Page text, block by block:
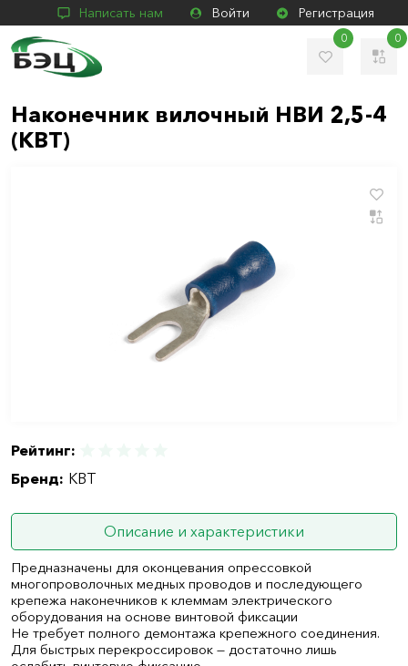
Написать нам Войти Регистрация
0 0
Наконечник вилочный НВИ 2,5-4
(КВТ)
Рейтинг:
Бренд: КВТ
Описание и характеристики
Предназначены для оконцевания опрессовкой
многопроволочных медных проводов и последующего
крепежа наконечников к клеммам электрического
оборудования на основе винтовой фиксации
Не требует полного демонтажа крепежного соединения.
Для быстрых перекроссировок — достаточно лишь